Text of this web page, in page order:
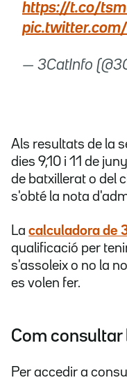
https://t.co/
— 3CatInfo
Als resultats de la
dies 9,10 i 11 de
de batxillerat o del
s'obté la nota
La calculadora de
qualificació per
s'assoleix o no la
es volen fer.
Com consultar
Per accedir a